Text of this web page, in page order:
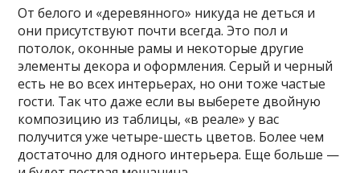
От белого и «деревянного» никуда не деться и
они присутствуют почти всегда. Это пол и
потолок, оконные рамы и некоторые другие
элементы декора и оформления. Серый и черный
есть не во всех интерьерах, но они тоже частые
гости. Так что даже если вы выберете двойную
композицию из таблицы, «в реале» у вас
получится уже четыре-шесть цветов. Более чем
достаточно для одного интерьера. Еще больше —